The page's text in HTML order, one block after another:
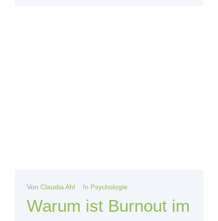
Von Claudia Ahl In Psychologie
Warum ist Burnout im